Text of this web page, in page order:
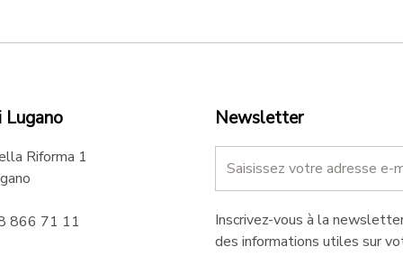
Riforma 1
866 71 11
Newsletter
Inscrivez-vous à la
des informations utiles sur